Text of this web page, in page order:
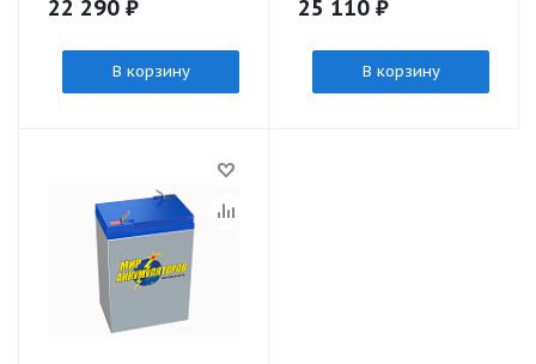
22 290 ₽
В корзину
25 110 ₽
В корзину